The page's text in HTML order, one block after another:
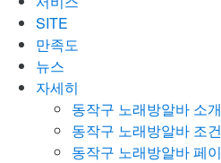
SITE
만족도
뉴스
자세히
동작구 노래방알바 소개
동작구 노래방알바 조건
동작구 노래방알바 페이